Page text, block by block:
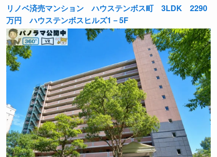
リノベ済売マンション ハウステンボス町 3LDK 2290
万円 ハウステンボスヒルズ1－5F